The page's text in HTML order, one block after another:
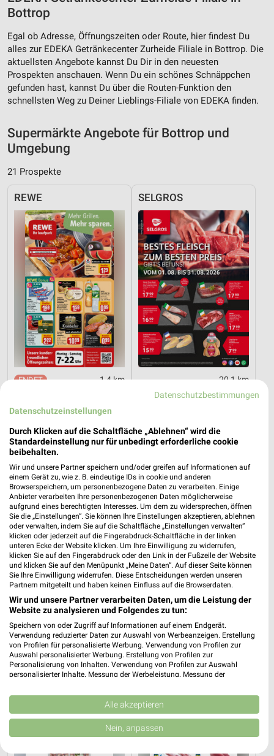
Bottrop
Egal ob Adresse, Öffnungszeiten oder Route, hier findest Du
alles zur EDEKA Getränkecenter Zurheide Filiale in Bottrop. Die
aktuellsten Angebote kannst Du Dir in den neuesten
Prospekten anschauen. Wenn Du ein schönes Schnäppchen
gefunden hast, kannst Du über die Routen-Funktion den
schnellsten Weg zu Deiner Lieblings-Filiale von EDEKA finden.
Supermärkte Angebote für Bottrop und
Umgebung
21 Prospekte
REWE
1,4 km
Noch heute gültig
SELGROS
20,1 km
Bestes Fleisch
Kaufland
0,2 km
Angebote ab 06.08.
Gültig bis Mi. 12.08.
METRO
Starke Marken
Noch heute gültig
METRO METRO
Datenschutzbestimmungen
Datenschutzeinstellungen
Durch Klicken auf die Schaltfläche „Ablehnen“ wird die
Standardeinstellung nur für unbedingt erforderliche cookie
beibehalten.
Wir und unsere Partner speichern und/oder greifen auf Informationen auf
einem Gerät zu, wie z. B. eindeutige IDs in cookie und anderen
Browserspeichern, um personenbezogene Daten zu verarbeiten. Einige
Anbieter verarbeiten Ihre personenbezogenen Daten möglicherweise
aufgrund eines berechtigten Interesses. Um dem zu widersprechen, öffnen
Sie die „Einstellungen“. Sie können Ihre Einstellungen akzeptieren, ablehnen
oder verwalten, indem Sie auf die Schaltfläche „Einstellungen verwalten“
klicken oder jederzeit auf die Fingerabdruck-Schaltfläche in der linken
unteren Ecke der Website klicken. Um Ihre Einwilligung zu widerrufen,
klicken Sie auf den Fingerabdruck oder den Link in der Fußzeile der Website
und klicken Sie auf den Menüpunkt „Meine Daten“. Auf dieser Seite können
Sie Ihre Einwilligung widerrufen. Diese Entscheidungen werden unseren
Partnern mitgeteilt und haben keinen Einfluss auf die Browserdaten.
Wir und unsere Partner verarbeiten Daten, um die Leistung der
Website zu analysieren und Folgendes zu tun:
Speichern von oder Zugriff auf Informationen auf einem Endgerät.
Verwendung reduzierter Daten zur Auswahl von Werbeanzeigen. Erstellung
von Profilen für personalisierte Werbung. Verwendung von Profilen zur
Auswahl personalisierter Werbung. Erstellung von Profilen zur
Personalisierung von Inhalten. Verwendung von Profilen zur Auswahl
personalisierter Inhalte. Messung der Werbeleistung. Messung der
Kombinationen von Daten aus verschiedenen Quellen. Entwicklung und
Verbesserung der Angebote. Verwendung reduzierter Daten zur Auswahl
von Inhalten.
Daten können außerhalb der Europäischen Union weitergegeben und in die
USA gesendet werden.
Alle akzeptieren
Nein, anpassen